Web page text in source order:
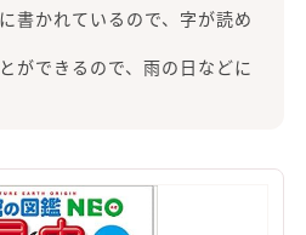
書かれているので、字が読め
ができるので、雨の日などに